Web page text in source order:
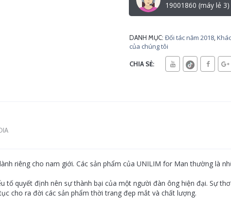
19001860 (máy lẻ 3)
DANH MỤC: Đối tác năm 2018,
của chúng tôi
CHIA SẺ:
riêng cho nam giới. Các sản phẩm của UNILIM for Man thường là
tố quyết định nên sự thành bại của một người đàn ông hiện đại. Sự
cho ra đời các sản phẩm thời trang đẹp mắt và chất lượng.